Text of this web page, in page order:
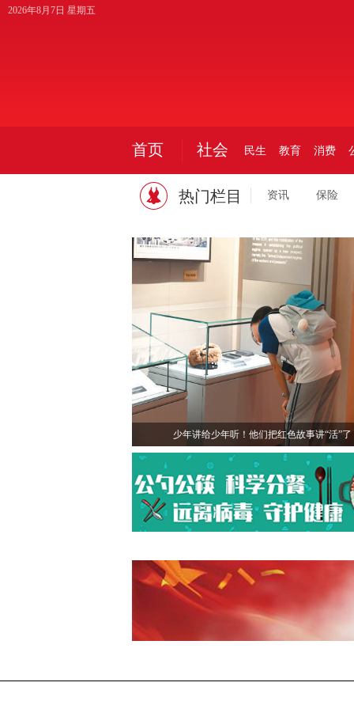
2026年8月7日 星期五
首页 社会 民生 教育 消费
热门栏目 资讯 保险
少年讲给少年听！他们把红色故事讲“活”了